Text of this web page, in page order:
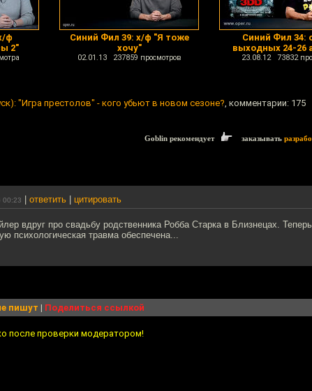
ф
2"
Синий Фил 39: х/ф "Я тоже
хочу"
02.01.13 237859 просмотров
Синий Фил 34:
выходных 24-26
23.08.12 73832
"Игра престолов" - кого убьют в новом сезоне?, комментарии: 175
Goblin рекомендует заказывать
00:23 ответить цитировать
вдруг про свадьбу родственника Робба Старка в Близнецах.
психологическая травма обеспечена...
пишут | Поделиться ссылкой
после проверки модератором!